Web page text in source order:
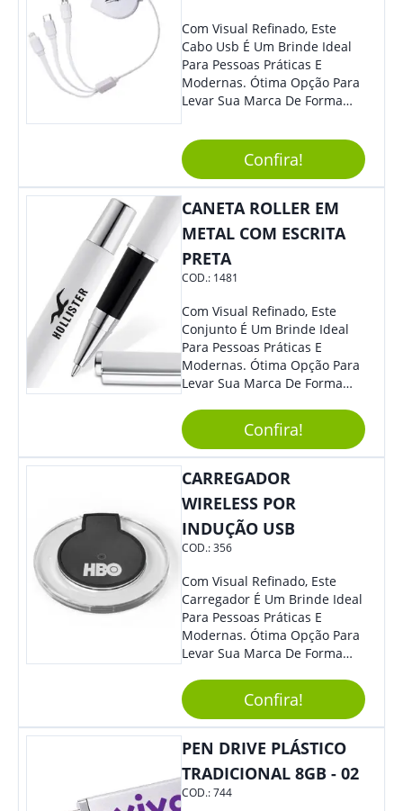
Com Visual Refinado, Este
Cabo Usb É Um Brinde Ideal
Para Pessoas Práticas E
Modernas. Ótima Opção Para
Levar Sua Marca De Forma
Sua Empresa Em Eventos,
Reuniões Corporativas Ou Até
Mesmo Para Presentear
Colaboradores E Parceiros De
Sua Empresa.
Confira!
CANETA ROLLER EM
METAL COM ESCRITA
PRETA
COD.: 1481
Com Visual Refinado, Este
Conjunto É Um Brinde Ideal
Para Pessoas Práticas E
Modernas. Ótima Opção Para
Levar Sua Marca De Forma
Sua Empresa Em Eventos,
Reuniões Corporativas Ou Até
Mesmo Para Presentear
Colaboradores E Parceiros De
Confira!
CARREGADOR
WIRELESS POR
INDUÇÃO USB
COD.:356
Com Visual Refinado, Este
Carregador É Um Brinde Ideal
Para Pessoas Práticas E
Modernas. Ótima Opção Para
Levar Sua Marca De Forma
Sua Empresa Em Eventos,
Reuniões Corporativas Ou Até
Mesmo Para Presentear
Colaboradores E Parceiros De
Confira!
PEN DRIVE PLÁSTICO
TRADICIONAL 8GB - 02
COD.:744